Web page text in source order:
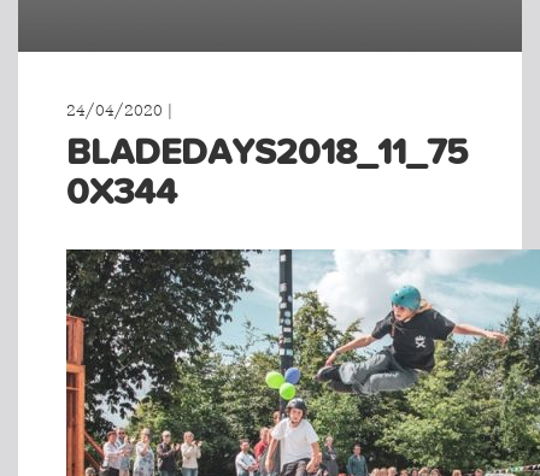
24/04/2020 |
BLADEDAYS2018_11_75
0X344